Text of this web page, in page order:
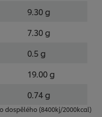
9.30 g
7.30 g
0.5 g
19.00 g
0.74 g
dospělého (8400kj/2000kcal)